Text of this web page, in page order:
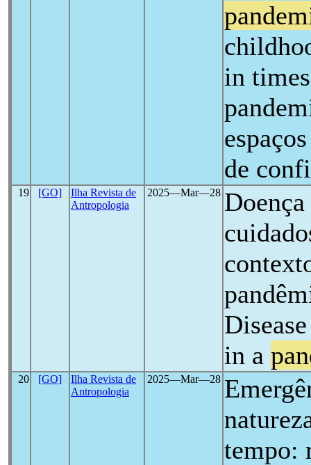
in
de
19 [GO]
Ilha Revista de
Antropologia
2025―Mar―28
in a
20 [GO]
Ilha Revista de
Antropologia
2025―Mar―28
tempo: